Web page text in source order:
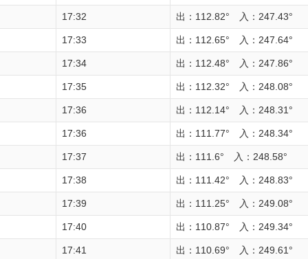
17:32 出：112.82° 入：247.43°
17:33 出：112.65° 入：247.64°
17:34 出：112.48° 入：247.86°
17:35 出：112.32° 入：248.08°
17:36 出：112.14° 入：248.31°
17:36 出：111.77° 入：248.34°
17:37 出：111.6° 入：248.58°
17:38 出：111.42° 入：248.83°
17:39 出：111.25° 入：249.08°
17:40 出：110.87° 入：249.34°
17:41 出：110.69° 入：249.61°